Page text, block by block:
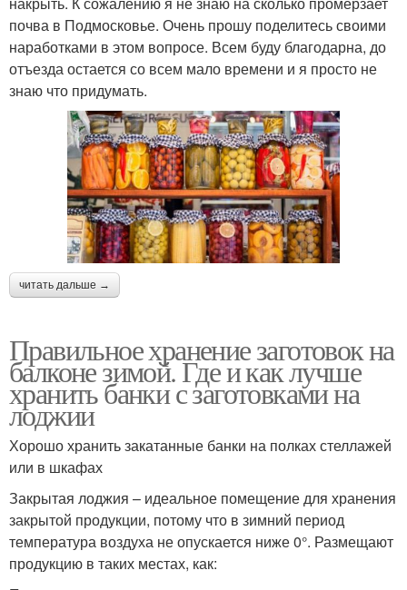
почва в Подмосковье. Очень прошу поделитесь своими
наработками в этом вопросе. Всем буду благодарна, до
отъезда остается со всем мало времени и я просто не
знаю что придумать.
читать дальше →
Правильное хранение заготовок на
балконе зимой. Где и как лучше
хранить банки с заготовками на
лоджии
Хорошо хранить закатанные банки на полках стеллажей
или в шкафах
Закрытая лоджия – идеальное помещение для хранения
закрытой продукции, потому что в зимний период
температура воздуха не опускается ниже 0°. Размещают
продукцию в таких местах, как: